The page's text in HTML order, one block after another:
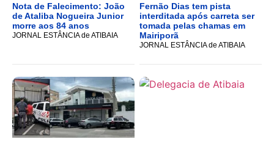
Nota de Falecimento: João
de Ataliba Nogueira Junior
morre aos 84 anos
JORNAL ESTÂNCIA de ATIBAIA
Fernão Dias tem pista
interditada após carreta ser
tomada pelas chamas em
Mairiporã
JORNAL ESTÂNCIA de ATIBAIA